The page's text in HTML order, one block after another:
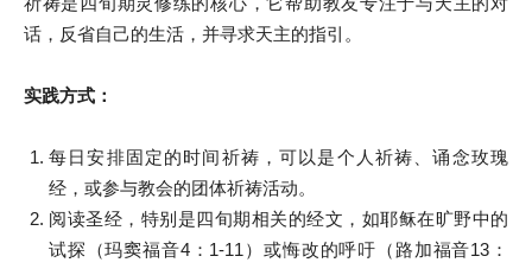
话，反省自己的生活，并寻求天主的指引。
实践方式：
每日安排固定的时间祈祷，可以是个人祈祷、诵念玫瑰
经，或参与教会的团体祈祷活动。
阅读圣经，特别是四旬期相关的经文，如耶稣在旷野中的
试探（玛窦福音4：1-11）或悔改的呼吁（路加福音13：